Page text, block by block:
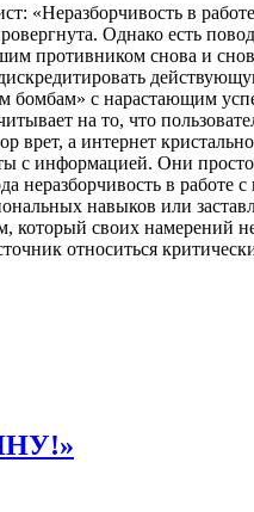
«Неразборчивость в
Однако есть
противником снова и
бомбам» с нарастающим
на то, что
а интернет
информацией. Они просто
неразборчивость в
навыков или
который своих
относиться